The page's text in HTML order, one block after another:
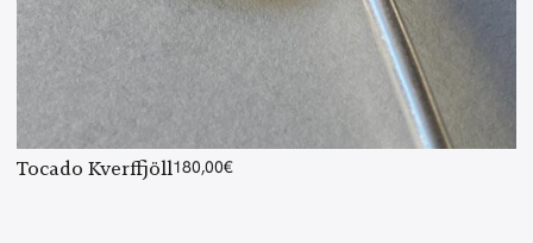
Tocado Kverffjöll180,00€